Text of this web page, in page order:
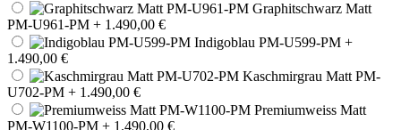
Graphitschwarz Matt
PM-U961-PM + 1.490,00 €
Indigoblau PM-U599-PM +
1.490,00 €
Kaschmirgrau Matt PM-
U702-PM + 1.490,00 €
Premiumweiss Matt
PM-W1100-PM + 1.490,00 €